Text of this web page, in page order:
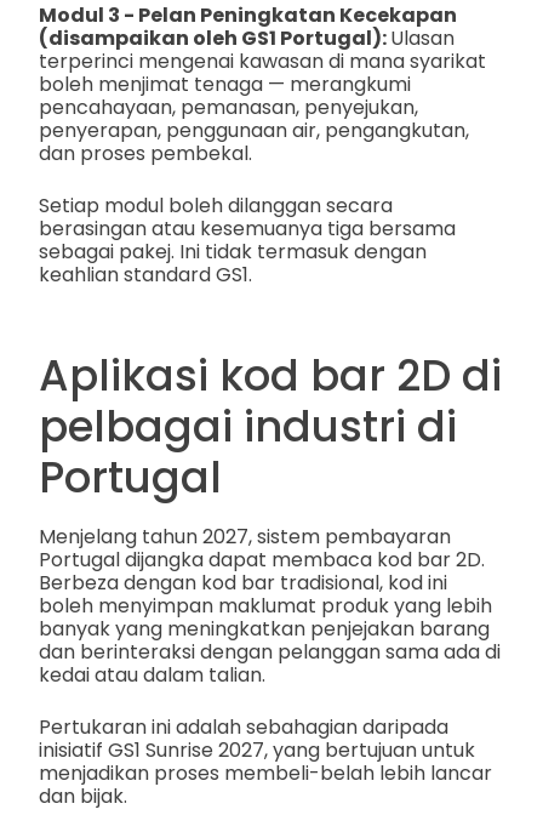
Modul 3 - Pelan Peningkatan Kecekapan
(disampaikan oleh GS1 Portugal):Ulasan
terperinci mengenai kawasan di mana syarikat
boleh menjimat tenaga — merangkumi
pencahayaan, pemanasan, penyejukan,
penyerapan, penggunaan air, pengangkutan,
dan proses pembekal.
Setiap modul boleh dilanggan secara
berasingan atau kesemuanya tiga bersama
sebagai pakej. Ini tidak termasuk dengan
keahlian standard GS1.
Aplikasi kod bar 2D di
pelbagai industri di
Portugal
Menjelang tahun 2027, sistem pembayaran
Portugal dijangka dapat membaca kod bar 2D.
Berbeza dengan kod bar tradisional, kod ini
boleh menyimpan maklumat produk yang lebih
banyak yang meningkatkan penjejakan barang
dan berinteraksi dengan pelanggan sama ada di
kedai atau dalam talian.
Pertukaran ini adalah sebahagian daripada
inisiatif GS1 Sunrise 2027, yang bertujuan untuk
menjadikan proses membeli-belah lebih lancar
dan bijak.